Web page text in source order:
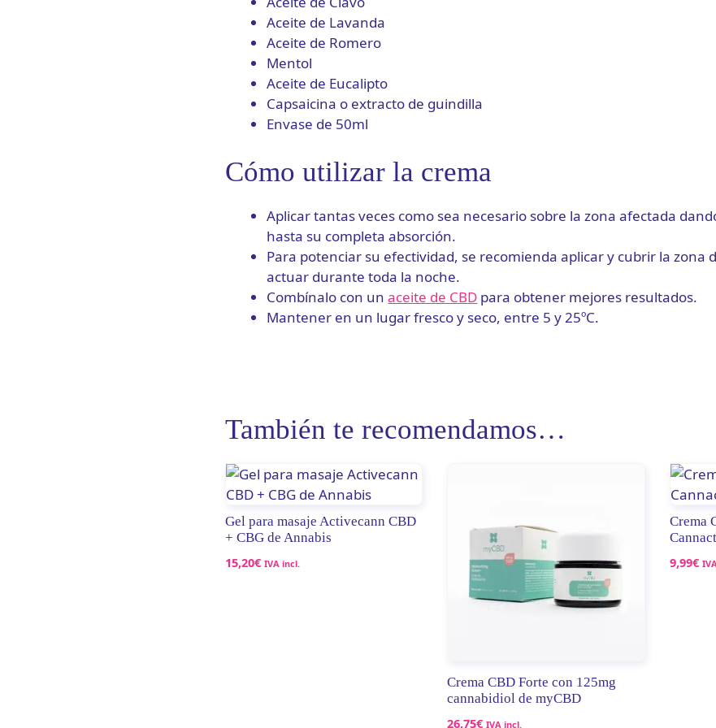
Aceite de Lavanda
Aceite de Romero
Mentol
Aceite de Eucalipto
Capsaicina o extracto de guindilla
Envase de 50ml
Cómo utilizar la crema
Aplicar tantas veces como sea necesario sobre la zona afectada
hasta su completa absorción.
Para potenciar su efectividad, se recomienda aplicar y cubrir la zona
actuar durante toda la noche.
Combínalo con unaceite de CBD para obtener mejores resultados.
Mantener en un lugar fresco y seco, entre 5 y 25ºC.
También te recomendamos…
Gel para masaje Activecann CBD
+ CBG de Annabis
15,20€ IVA incl.
Crema CBD Forte con 125mg
cannabidiol de myCBD
26,75€ IVA incl.
Crema
9,99€